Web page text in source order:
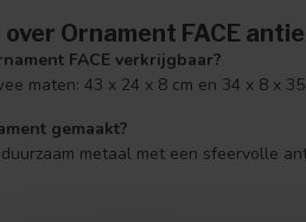
Ornament FACE
FACE verkrijgbaar?
maten: 43 x 24 x 8 cm en 34 x 8 x 35
gemaakt?
metaal met een sfeervolle